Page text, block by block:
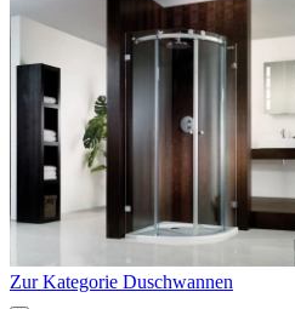
Zur Kategorie Duschwannen